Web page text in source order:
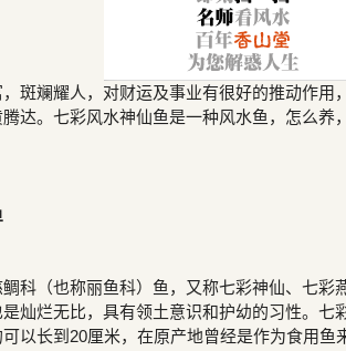
斑斓耀人，对财运及事业有很好的推动作用
达。七彩风水神仙鱼是一种风水鱼，怎么养
科（也称丽鱼科）鱼，又称七彩神仙、七彩
灿烂无比，具有领土意识和护幼的习性。七
以长到20厘米，在原产地曾经是作为食用鱼